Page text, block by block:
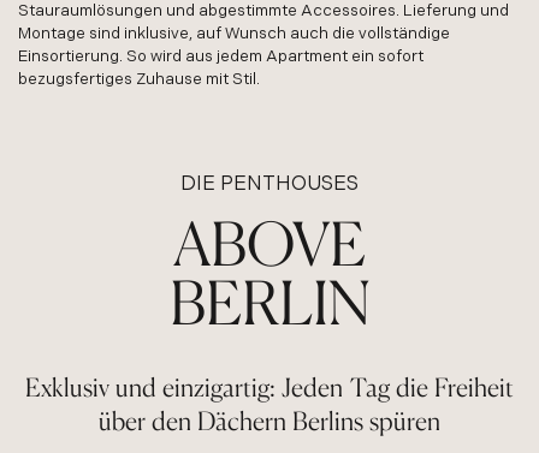
Stauraumlösungen und abgestimmte Accessoires. Lieferung und
Montage sind inklusive, auf Wunsch auch die vollständige
Einsortierung. So wird aus jedem Apartment ein sofort
bezugsfertiges Zuhause mit Stil.
DIE PENTHOUSES
ABOVE
BERLIN
Exklusiv und einzigartig: Jeden Tag die Freiheit
über den Dächern Berlins spüren